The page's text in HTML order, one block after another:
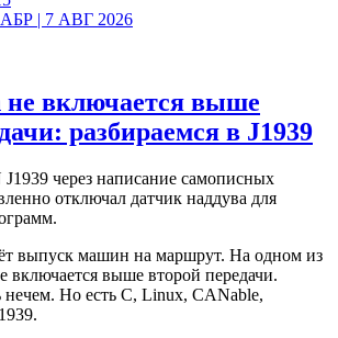
| 7 АВГ 2026
включается выше
разбираемся в J1939
через написание самописных
отключал датчик наддува для
выпуск машин на маршрут. На одном из
выше второй передачи.
нечем. Но есть C, Linux, CANable,